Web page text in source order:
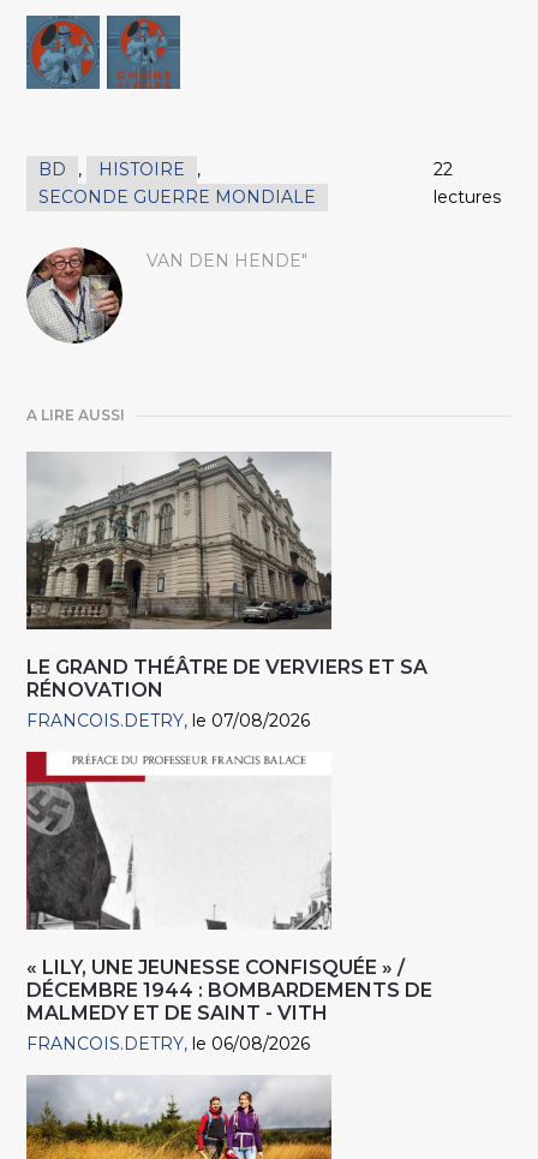
BD , HISTOIRE
,
SECONDE GUERRE MONDIALE
22
lectures
VAN DEN HENDE"
A LIRE AUSSI
LE GRAND THÉÂTRE DE VERVIERS ET SA
RÉNOVATION
FRANCOIS.DETRY le 07/08/2026
« LILY, UNE JEUNESSE CONFISQUÉE » /
DÉCEMBRE 1944 : BOMBARDEMENTS DE
MALMEDY ET DE SAINT - VITH
FRANCOIS.DETRY le 06/08/2026